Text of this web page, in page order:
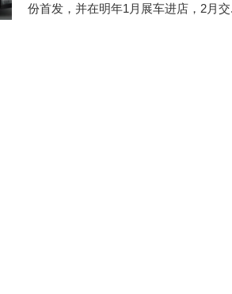
份首发，并在明年1月展车进店，2月交